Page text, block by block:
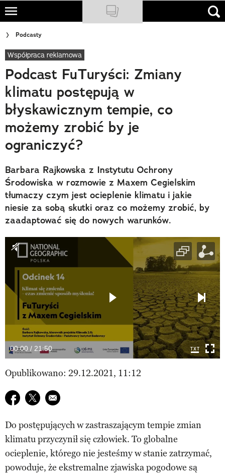
Skip
main
content
NATIONAL GEOGRAPHIC
TRAVELER
PODCASTY
Sklep
Newsletter
Cuda Polski
Wielki Konkurs Fotograficzny
Trendbook Podróżniczy
Polecane
Podcasty
Współpraca reklamowa
Podcast FuTuryści: Zmiany
klimatu postępują w
błyskawicznym tempie, co
możemy zrobić by je
ograniczyć?
Barbara Rajkowska z Instytutu Ochrony
Środowiska w rozmowie z Maxem Cegielskim
tłumaczy czym jest ocieplenie klimatu i jakie
niesie za sobą skutki oraz co możemy zrobić, by
zaadaptować się do nowych warunków.
00:00 / 21:50
Opublikowano: 29.12.2021, 11:12
Udostępnij na facebook
Udostępnij na twitter
E-mail do przyjaciela
Do postępujących w zastraszającym tempie zmian
klimatu przyczynił się człowiek. To globalne
ocieplenie, którego nie jesteśmy w stanie zatrzymać,
powoduje, że ekstremalne zjawiska pogodowe są